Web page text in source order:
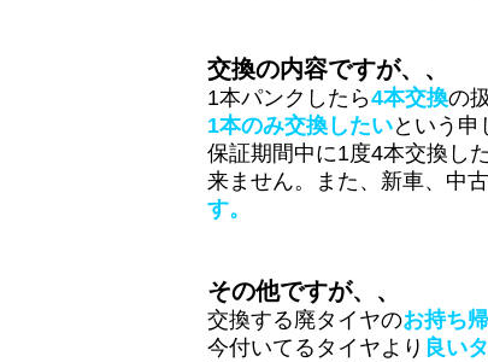
交換の内容ですが、、
1本パンクしたら4本交換の
1本のみ交換したいという申
保証期間中に1度4本交換し
来ません。
また、新車、中
す。
その他ですが、、
交換する廃タイヤのお持ち
今付いてるタイヤより 良い